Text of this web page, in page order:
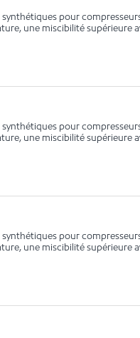
pour
une miscibilité supérieure
pour
une miscibilité supérieure
pour
une miscibilité supérieure